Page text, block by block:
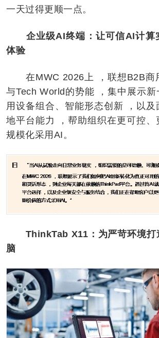
一天过得更顺一点。
企业级AI终端：让可信AI计算
体验
在MWC 2026上 ，联想B2B商
与Tech World的势能 ，集中展⽰
用设备组合、智能形态创新 ，以
地平台能力 ，帮助组织在更可控
规模化采用AI。
ThinkTab X11：为严苛环境打
脑